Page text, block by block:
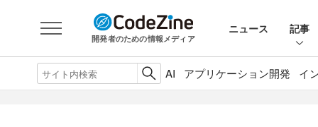
開発者のための情報メディア
ニュース 記事
AI アプリケーション開発 イ